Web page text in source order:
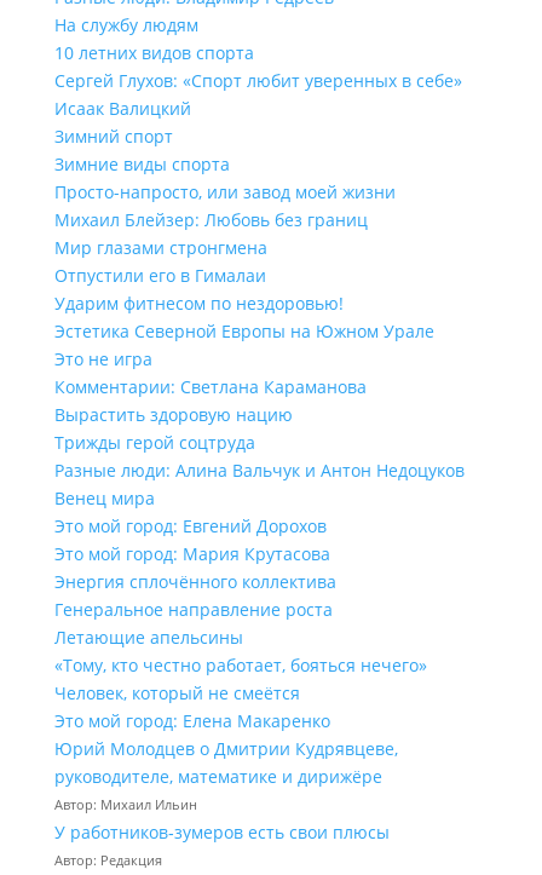
На службу людям
10 летних видов спорта
Сергей Глухов: «Спорт любит уверенных в себе»
Исаак Валицкий
Зимний спорт
Зимние виды спорта
Просто-напросто, или завод моей жизни
Михаил Блейзер: Любовь без границ
Мир глазами стронгмена
Отпустили его в Гималаи
Ударим фитнесом по нездоровью!
Эстетика Северной Европы на Южном Урале
Это не игра
Комментарии: Светлана Караманова
Вырастить здоровую нацию
Трижды герой соцтруда
Разные люди: Алина Вальчук и Антон Недоцуков
Венец мира
Это мой город: Евгений Дорохов
Это мой город: Мария Крутасова
Энергия сплочённого коллектива
Генеральное направление роста
Летающие апельсины
«Тому, кто честно работает, бояться нечего»
Человек, который не смеётся
Это мой город: Елена Макаренко
Юрий Молодцев о Дмитрии Кудрявцеве,
руководителе, математике и дирижёре
Автор: Михаил Ильин
У работников‑зумеров есть свои плюсы
Автор: Редакция